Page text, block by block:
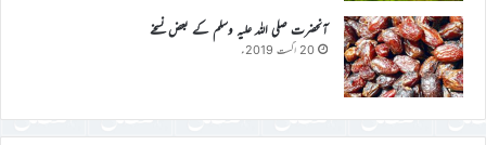
آنحضرت صلی اللہ علیہ وسلم کے بعض نسخے
20 اگست 2019ء